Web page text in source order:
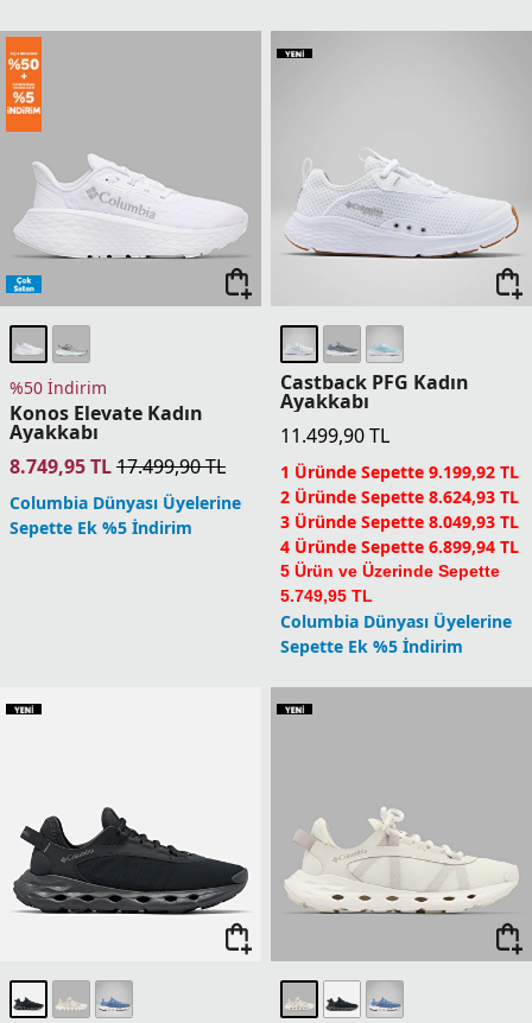
%50 İndirim
Konos Elevate Kadın
Ayakkabı
8.749,95TL17.499,90TL
Columbia Dünyası Üyelerine
Sepette Ek %5 İndirim
Castback PFG Kadın
Ayakkabı
11.499,90TL
1 Üründe Sepette 9.199,92 TL
2 Üründe Sepette 8.624,93 TL
3 Üründe Sepette 8.049,93 TL
4 Üründe Sepette 6.899,94 TL
5 Ürün ve Üzerinde Sepette
5.749,95 TL
Columbia Dünyası Üyelerine
Sepette Ek %5 İndirim